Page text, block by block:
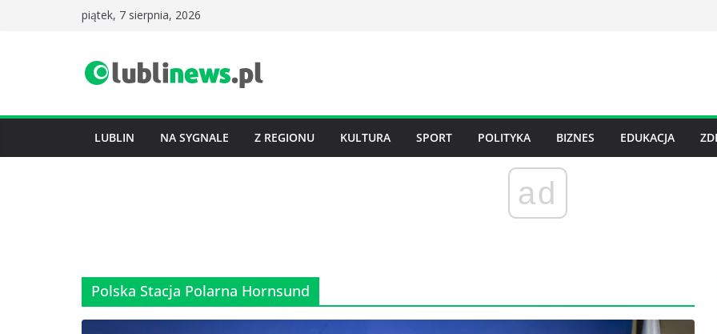
piątek, 7 sierpnia, 2026
LUBLIN NA SYGNALE Z REGIONU KULTURA SPORT POLITYKA BIZNES EDUKACJA
ad
Polska Stacja Polarna Hornsund